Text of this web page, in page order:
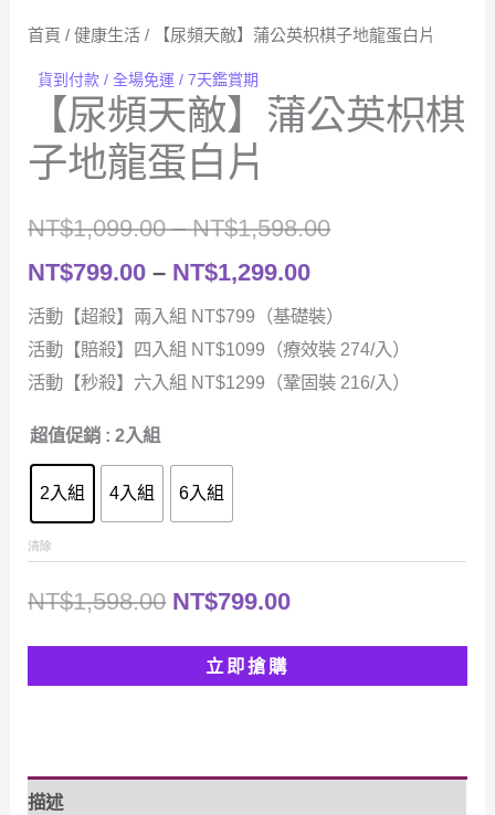
首頁 /健康生活 / 【尿頻天敵】蒲公英枳棋子地龍蛋白片
貨到付款 / 全場免運 / 7天鑑賞期
【尿頻天敵】蒲公英枳棋
子地龍蛋白片
NT$1,099.00 – NT$1,598.00價
範
圍：
NT$799.00 – NT$1,299.00價
格
範
活動【超殺】兩入組 NT$799（基礎裝）
活動【賠殺】四入組 NT$1099（療效裝 274/入）
活動【秒殺】六入組 NT$1299（鞏固裝 216/入）
超值促銷 : 2入組
2入組 4入組 6入組
清除
NT$1,598.00 原
始
價
NT$1,598.00。
NT$799.00目
前
價
NT$799.00。
立即搶購
描述